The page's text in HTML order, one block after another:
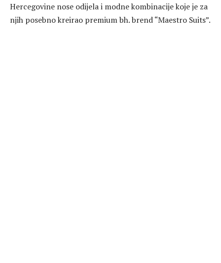
Hercegovine nose odijela i modne kombinacije koje je za
njih posebno kreirao premium bh. brend “Maestro Suits”.